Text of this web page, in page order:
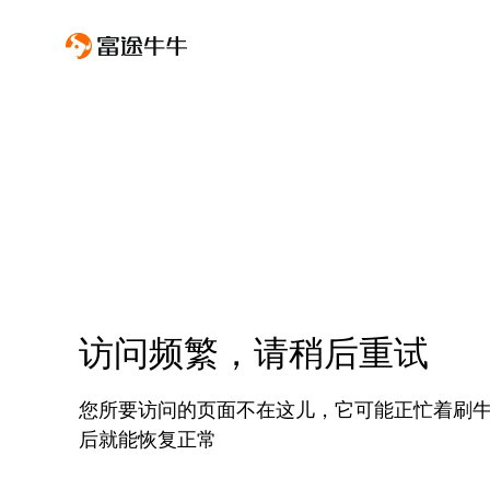
访问频繁，请稍后重试
您所要访问的页面不在这儿，它可能正忙着刷
后就能恢复正常